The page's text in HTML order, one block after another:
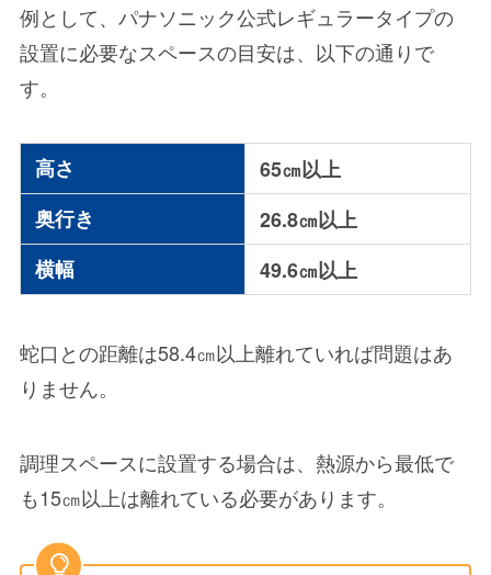
例として、パナソニック公式レギュラータイプの
設置に必要なスペースの目安は、以下の通りで
す。
高さ
65㎝以上
奥行き
26.8㎝以上
横幅
49.6㎝以上
蛇口との距離は58.4㎝以上離れていれば問題はあ
りません。
調理スペースに設置する場合は、熱源から最低で
も15㎝以上は離れている必要があります。